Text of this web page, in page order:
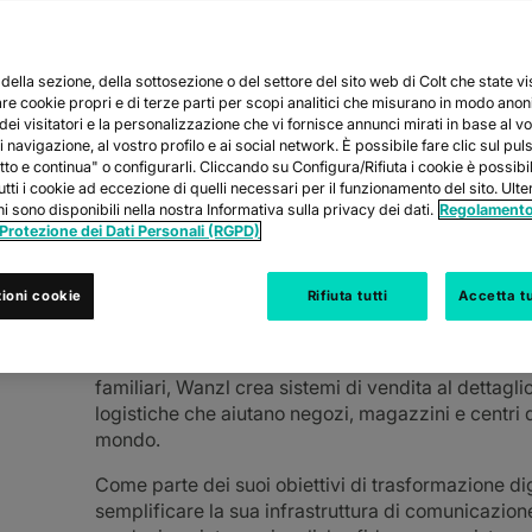
di lavoro con soluzioni di
Wanzl è l'azienda che si occupa di molte cose
spesa che prendi al supermercato ai carrelli per
familiari, Wanzl crea sistemi di vendita al
logistiche che aiutano negozi, magazzini e
mondo.
Come parte dei suoi obiettivi di trasformazione
semplificare la sua infrastruttura di
sezione, della sottosezione o del settore del sito web di Colt che state
cookie propri e di terze parti per scopi analitici che misurano in modo
visitatori e la personalizzazione che vi fornisce annunci mirati in base al
navigazione, al vostro profilo e ai social network. È possibile fare clic sul
e continua" o configurarli. Cliccando su Configura/Rifiuta i cookie è
i cookie ad eccezione di quelli necessari per il funzionamento del sito.
sono disponibili nella nostra Informativa sulla privacy dei dati.
dei Dati Personali (RGPD)
cookie Rifiuta tutti Accetta